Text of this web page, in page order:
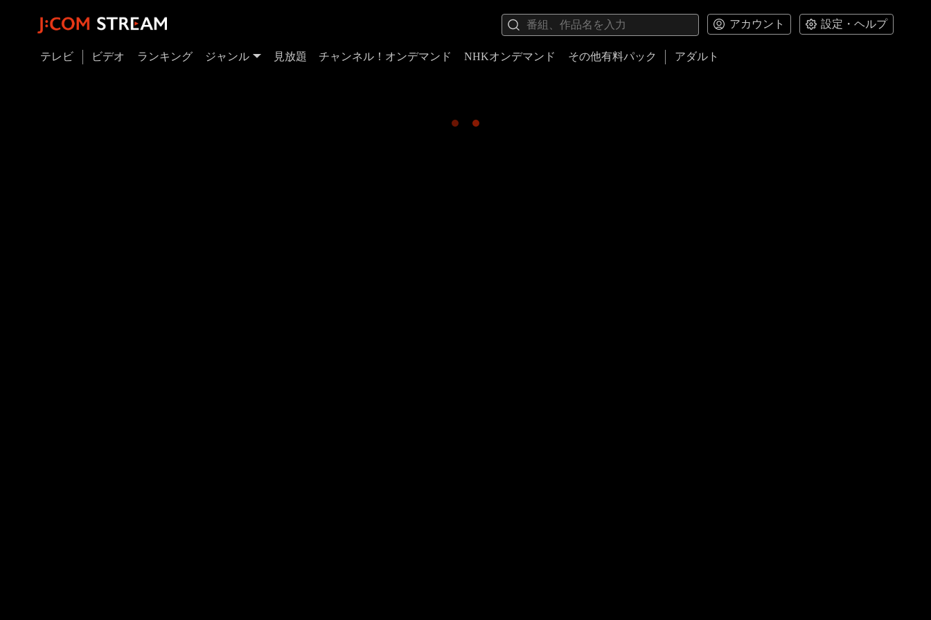
アカウント 設定・ヘルプ
テレビ ビデオ ランキング ジャンル 見放題 チャンネル！オンデマンド NHKオンデマンド その他有料パック アダルト